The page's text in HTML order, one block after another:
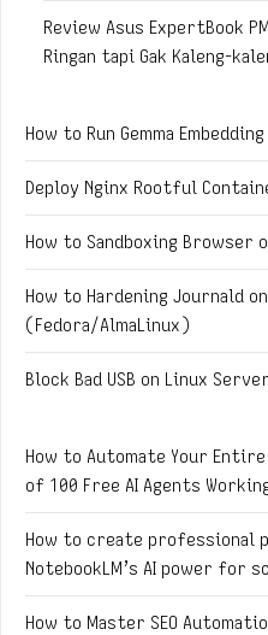
Review Asus ExpertBook
Ringan tapi Gak Kaleng-
How to Run Gemma
Deploy Nginx Rootful
How to Sandboxing Browser
How to Hardening Journald
(Fedora/AlmaLinux)
Block Bad USB on Linux
How to Automate Your Entire
of 100 Free AI Agents
How to create professional
NotebookLM’s AI power for
How to Master SEO